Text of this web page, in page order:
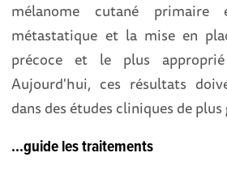
mélanome cutané
métastatique et la mise en
précoce et le plus
Aujourd'hui, ces résultats
dans des études cliniques de
...guide les traitements